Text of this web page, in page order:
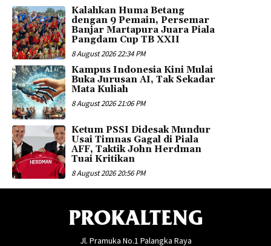
Kalahkan Huma Betang
dengan 9 Pemain, Persemar
Banjar Martapura Juara Piala
Pangdam Cup TB XXII
8 August 2026 22:34 PM
Kampus Indonesia Kini Mulai
Buka Jurusan AI, Tak Sekadar
Mata Kuliah
8 August 2026 21:06 PM
Ketum PSSI Didesak Mundur
Usai Timnas Gagal di Piala
AFF, Taktik John Herdman
Tuai Kritikan
8 August 2026 20:56 PM
PROKALTENG
Jl. Pramuka No.1 Palangka Raya